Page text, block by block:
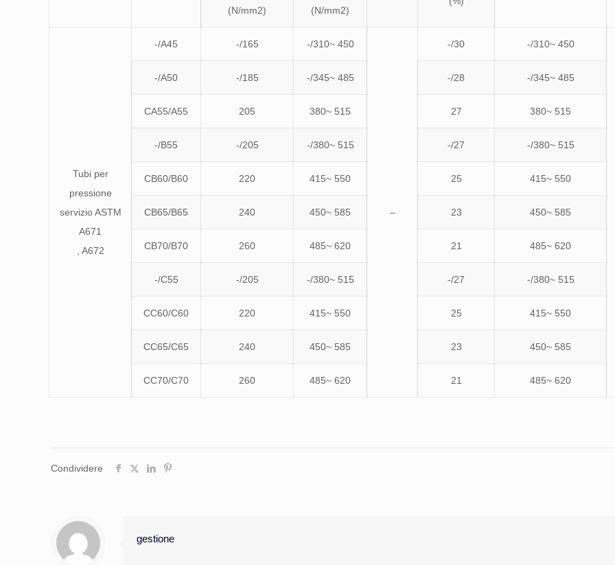
(N/mm2)
(N/mm2)
Tubi per
pressione
servizio ASTM
A671
, A672
-/A45 -/165 -/310~ 450
–
-/30 -/310~ 450
-/A50 -/185 -/345~ 485 -/28 -/345~ 485
CA55/A55 205 380~ 515 27 380~ 515
-/B55 -/205 -/380~ 515 -/27 -/380~ 515
CB60/B60 220 415~ 550 25 415~ 550
CB65/B65 240 450~ 585 23 450~ 585
CB70/B70 260 485~ 620 21 485~ 620
-/C55 -/205 -/380~ 515 -/27 -/380~ 515
CC60/C60 220 415~ 550 25 415~ 550
CC65/C65 240 450~ 585 23 450~ 585
CC70/C70 260 485~ 620 21 485~ 620
Condividere
gestione